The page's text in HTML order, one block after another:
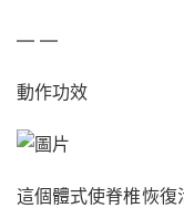
— —
動作功效
這個體式使脊椎恢復